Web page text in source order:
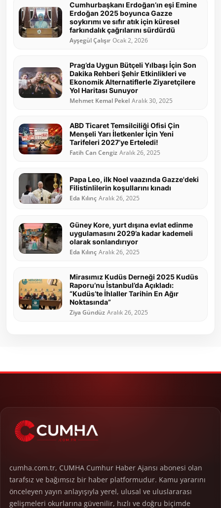
Cumhurbaşkanı Erdoğan’ın eşi Emine
Erdoğan 2025 boyunca Gazze
soykırımı ve sıfır atık için küresel
farkındalık çağrılarını sürdürdü
Ayşegül Çalışır Ocak 2, 2026
Prag’da Uygun Bütçeli Yılbaşı İçin Son
Dakika Rehberi Şehir Etkinlikleri ve
Ekonomik Alternatiflerle Ziyaretçilere
Yol Haritası Sunuyor
Mehmet Kemal Pekel Aralık 30, 2025
ABD Ticaret Temsilciliği Ofisi Çin
Menşeli Yarı İletkenler İçin Yeni
Tarifeleri 2027’ye Erteledi!
Fatih Can Cengiz Aralık 26, 2025
Papa Leo, ilk Noel vaazında Gazze'deki
Filistinlilerin koşullarını kınadı
Eda Kılınç Aralık 26, 2025
Güney Kore, yurt dışına evlat edinme
uygulamasını 2029’a kadar kademeli
olarak sonlandırıyor
Eda Kılınç Aralık 26, 2025
Mirasımız Kudüs Derneği 2025 Kudüs
Raporu’nu İstanbul’da Açıkladı:
“Kudüs’te İhlaller Tarihin En Ağır
Noktasında”
Ziya Gündüz Aralık 26, 2025
cumha.com.tr, CUMHA Cumhur Haber Ajansı abonesi olan
tarafsız ve bağımsız bir haber platformudur. Kamu yararını
önceleyen yayın anlayışıyla yerel, ulusal ve uluslararası
gelişmeleri okurlarına güvenilir, hızlı ve doğru biçimde